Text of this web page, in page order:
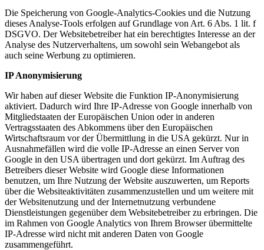
Die Speicherung von Google-Analytics-Cookies und die Nutzung
dieses Analyse-Tools erfolgen auf Grundlage von Art. 6 Abs. 1 lit. f
DSGVO. Der Websitebetreiber hat ein berechtigtes Interesse an der
Analyse des Nutzerverhaltens, um sowohl sein Webangebot als
auch seine Werbung zu optimieren.
IP Anonymisierung
Wir haben auf dieser Website die Funktion IP-Anonymisierung
aktiviert. Dadurch wird Ihre IP-Adresse von Google innerhalb von
Mitgliedstaaten der Europäischen Union oder in anderen
Vertragsstaaten des Abkommens über den Europäischen
Wirtschaftsraum vor der Übermittlung in die USA gekürzt. Nur in
Ausnahmefällen wird die volle IP-Adresse an einen Server von
Google in den USA übertragen und dort gekürzt. Im Auftrag des
Betreibers dieser Website wird Google diese Informationen
benutzen, um Ihre Nutzung der Website auszuwerten, um Reports
über die Websiteaktivitäten zusammenzustellen und um weitere mit
der Websitenutzung und der Internetnutzung verbundene
Dienstleistungen gegenüber dem Websitebetreiber zu erbringen. Die
im Rahmen von Google Analytics von Ihrem Browser übermittelte
IP-Adresse wird nicht mit anderen Daten von Google
zusammengeführt.